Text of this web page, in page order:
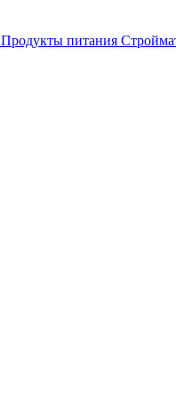
Продукты питания